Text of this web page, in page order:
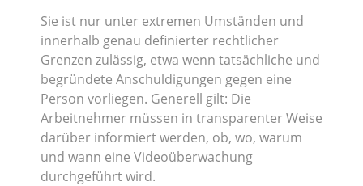
Sie ist nur unter extremen Umständen und
innerhalb genau definierter rechtlicher
Grenzen zulässig, etwa wenn tatsächliche und
begründete Anschuldigungen gegen eine
Person vorliegen. Generell gilt: Die
Arbeitnehmer müssen in transparenter Weise
darüber informiert werden, ob, wo, warum
und wann eine Videoüberwachung
durchgeführt wird.